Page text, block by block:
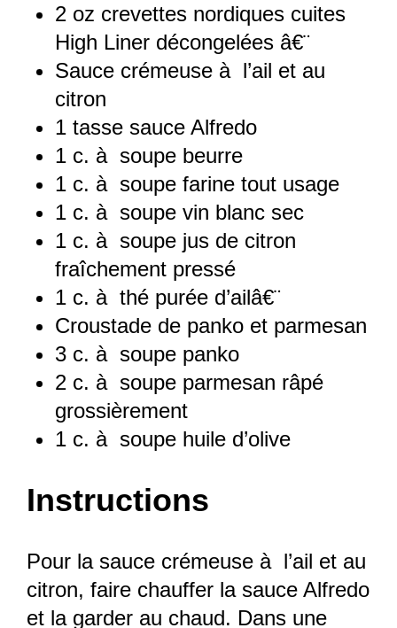
2 oz crevettes nordiques cuites
High Liner décongelées â€¨
Sauce crémeuse à l’ail et au
citron
1 tasse sauce Alfredo
1 c. à soupe beurre
1 c. à soupe farine tout usage
1 c. à soupe vin blanc sec
1 c. à soupe jus de citron
fraîchement pressé
1 c. à thé purée d’ailâ€¨
Croustade de panko et parmesan
3 c. à soupe panko
2 c. à soupe parmesan râpé
grossièrement
1 c. à soupe huile d’olive
Instructions
Pour la sauce crémeuse à l’ail et au
citron, faire chauffer la sauce Alfredo
et la garder au chaud. Dans une